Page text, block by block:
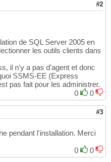
#2
de SQL Server 2005 en
les outils clients dans
il n'y a pas d'agent et donc
SSMS-EE (Express
pas fait pour les administrer.
0
0
#3
pendant l'installation. Merci
0
0